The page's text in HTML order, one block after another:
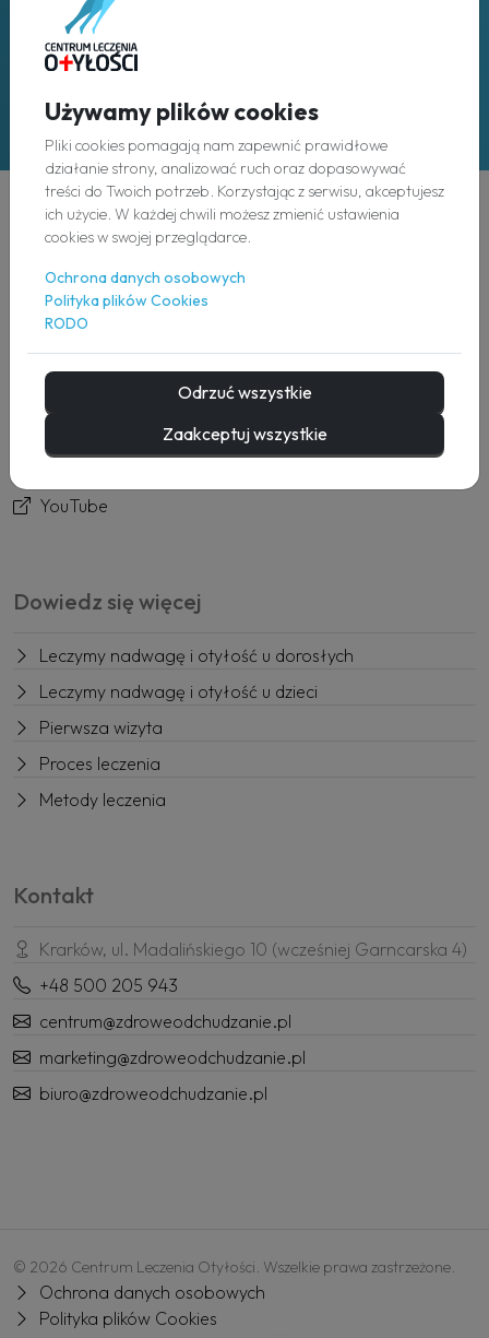
Używamy plików cookies
Pliki cookies pomagają nam zapewnić prawidłowe
działanie strony, analizować ruch oraz dopasowywać
treści do Twoich potrzeb. Korzystając z serwisu, akceptujesz
ich użycie. W każdej chwili możesz zmienić ustawienia
cookies w swojej przeglądarce.
Ochrona danych osobowych
Polityka plików Cookies
RODO
Odrzuć wszystkie
Zaakceptuj wszystkie
Placówki
w całej Polsce
Odkryj
O nas
Nasz zespół
YouTube
Dowiedz się więcej
Leczymy nadwagę i otyłość u dorosłych
Leczymy nadwagę i otyłość u dzieci
Pierwsza wizyta
Proces leczenia
Metody leczenia
Kontakt
Krarków, ul. Madalińskiego 10 (wcześniej Garncarska 4)
+48 500 205 943
centrum@zdroweodchudzanie.pl
marketing@zdroweodchudzanie.pl
biuro@zdroweodchudzanie.pl
© 2026 Centrum Leczenia Otyłości. Wszelkie prawa zastrzeżone.
Ochrona danych osobowych
Polityka plików Cookies